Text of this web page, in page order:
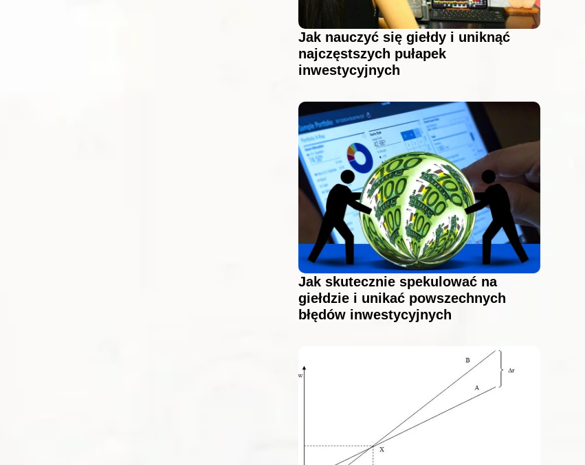
Jak nauczyć się giełdy i uniknąć
najczęstszych pułapek
inwestycyjnych
Jak skutecznie spekulować na
giełdzie i unikać powszechnych
błędów inwestycyjnych